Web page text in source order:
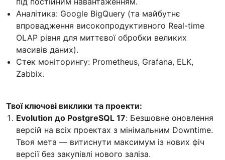
Аналітика: Google BigQuery (та майбутнє
впровадження високопродуктивного Real-time
OLAP рівня для миттєвої обробки великих
масивів даних).
Стек моніторингу: Prometheus, Grafana, ELK,
Zabbix.
Твої ключові виклики та проекти:
Evolution до PostgreSQL 17: Безшовне оновлення
версій на всіх проектах з мінімальним Downtime.
Твоя мета — витиснути максимум із нових фіч
версії без закупівлі нового заліза.